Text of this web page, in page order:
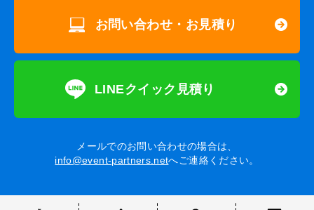
お問い合わせ・お見積り
LINEクイック見積り
メールでのお問い合わせの場合は、
info@event-partners.netへご連絡ください。